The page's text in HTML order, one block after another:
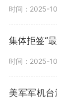
时间：2025-
集体拒签“
时间：2025-
美军军机